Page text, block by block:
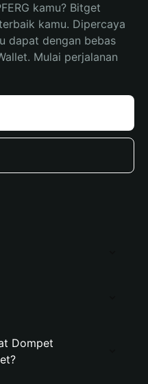
kamu? Bitget
kamu. Dipercaya
dapat dengan bebas
Mulai perjalanan
Dompet